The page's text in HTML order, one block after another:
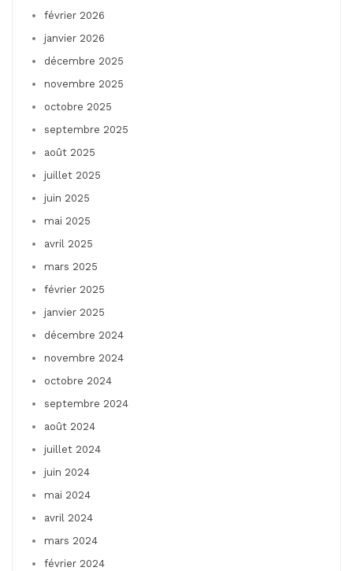
février 2026
janvier 2026
décembre 2025
novembre 2025
octobre 2025
septembre 2025
août 2025
juillet 2025
juin 2025
mai 2025
avril 2025
mars 2025
février 2025
janvier 2025
décembre 2024
novembre 2024
octobre 2024
septembre 2024
août 2024
juillet 2024
juin 2024
mai 2024
avril 2024
mars 2024
février 2024